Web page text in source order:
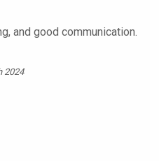
and good communication.
2024